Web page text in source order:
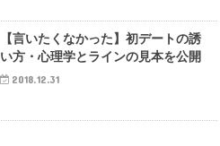
【言いたくなかった】初デートの誘
い方・心理学とラインの見本を公開
2018.12.31